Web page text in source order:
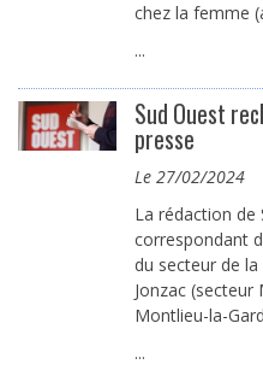
chez la femme
...
Sud Ouest
presse
le 27/02/2024
La rédaction de
correspondant
du secteur de
Jonzac
Montlieu-la-
...